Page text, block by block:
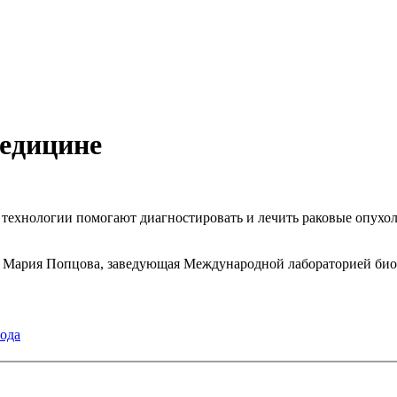
помогают диагностировать и лечить раковые
Мария Попцова, заведующая Международной лабораторией